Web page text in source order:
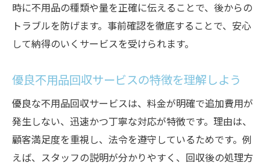
時に不用品の種類や量を正確に伝えることで、後からの
トラブルを防げます。事前確認を徹底することで、安心
して納得のいくサービスを受けられます。
優良不用品回収サービスの特徴を理解しよう
優良な不用品回収サービスは、料金が明確で追加費用が
発生しない、迅速かつ丁寧な対応が特徴です。理由は、
顧客満足度を重視し、法令を遵守しているためです。例
えば、スタッフの説明が分かりやすく、回収後の処理方